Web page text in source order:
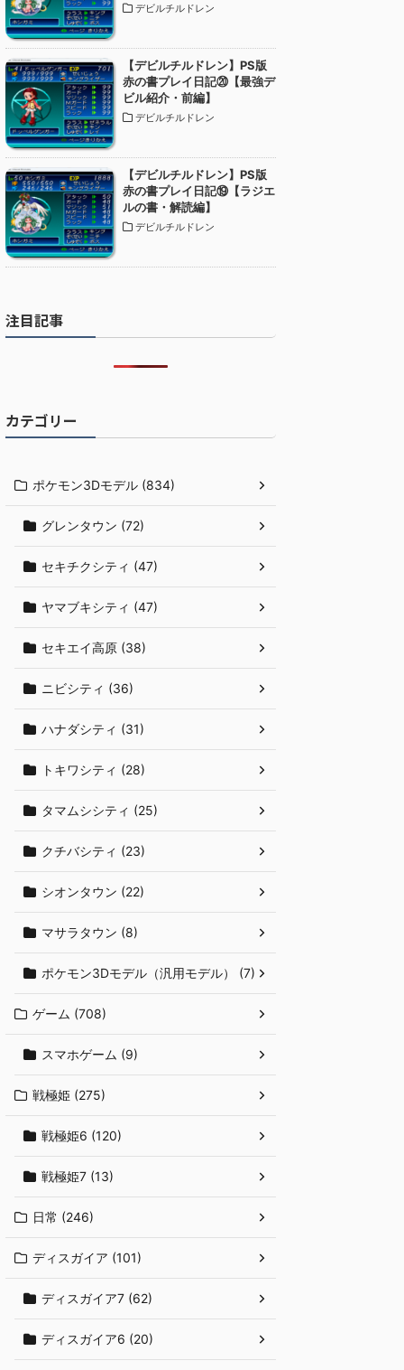
デビルチルドレン
【デビルチルドレン】PS版
赤の書プレイ日記⑳【最強デ
ビル紹介・前編】
デビルチルドレン
【デビルチルドレン】PS版
赤の書プレイ日記⑲【ラジエ
ルの書・解読編】
デビルチルドレン
注目記事
カテゴリー
ポケモン3Dモデル (834)
グレンタウン (72)
セキチクシティ (47)
ヤマブキシティ (47)
セキエイ高原 (38)
ニビシティ (36)
ハナダシティ (31)
トキワシティ (28)
タマムシシティ (25)
クチバシティ (23)
シオンタウン (22)
マサラタウン (8)
ポケモン3Dモデル（汎用モデル） (7)
ゲーム (708)
スマホゲーム (9)
戦極姫 (275)
戦極姫6 (120)
戦極姫7 (13)
日常 (246)
ディスガイア (101)
ディスガイア7 (62)
ディスガイア6 (20)